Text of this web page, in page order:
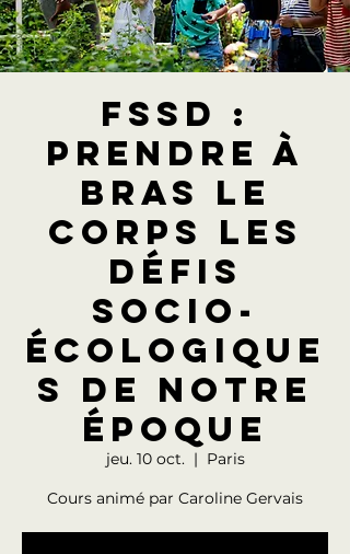
FSSD :
prendre à
bras le
corps les
défis
socio-
écologique
s de notre
époque
jeu. 10 oct.
  |
Paris
Cours animé par Caroline Gervais